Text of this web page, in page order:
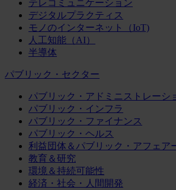
テレコミュニケーション
デジタルプラクティス
モノのインターネット（IoT)
人工知能（AI）
半導体
パブリック・セクター
パブリック・アドミニストレーシ
パブリック・インフラ
パブリック・ファイナンス
パブリック・ヘルス
利益団体＆パブリック・アフェア
教育＆研究
環境＆持続可能性
経済・社会・人間開発